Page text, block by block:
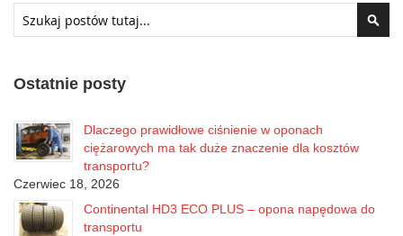
Ostatnie posty
Dlaczego prawidłowe ciśnienie w oponach
ciężarowych ma tak duże znaczenie dla kosztów
transportu?
Czerwiec 18, 2026
Continental HD3 ECO PLUS – opona napędowa do
transportu